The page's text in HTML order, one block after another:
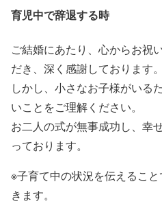
育児中で辞退する時
ご結婚にあたり、心からお祝
だき、深く感謝しております。
しかし、小さなお子様がいる
いことをご理解ください。
お二人の式が無事成功し、幸
っております。
※子育て中の状況を伝えるこ
きます。